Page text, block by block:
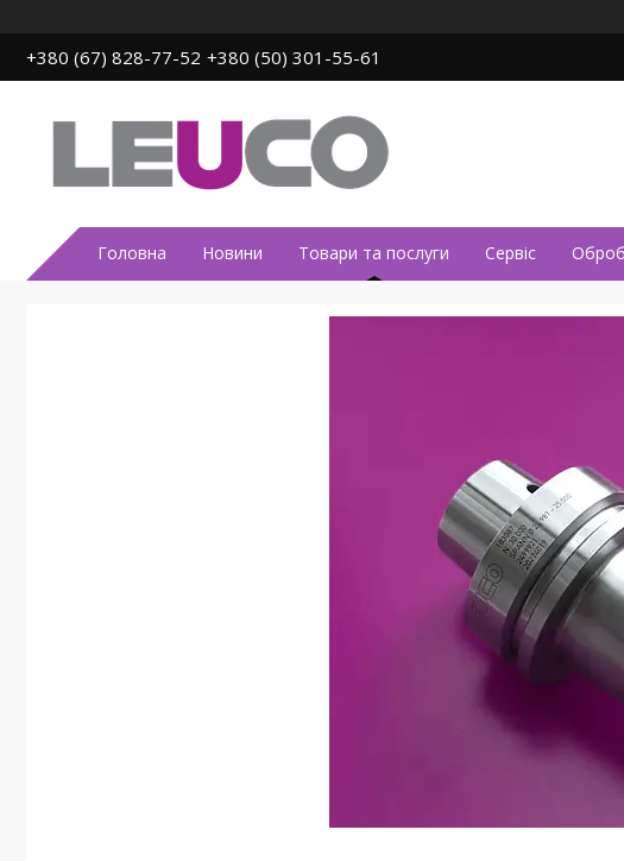
+380 (67) 828-77-52 +380 (50) 301-55-61
Головна Новини Товари та послуги Сервіс